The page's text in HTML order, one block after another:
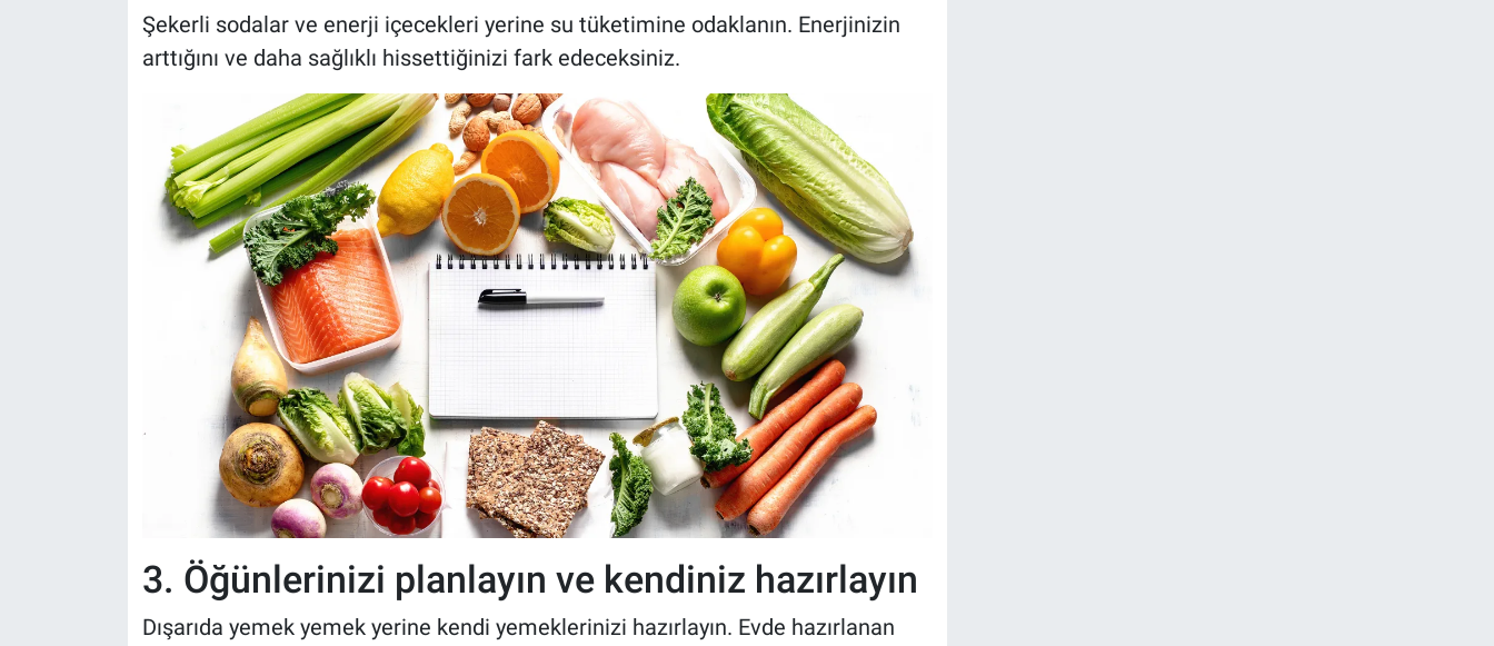
Şekerli sodalar ve enerji içecekleri yerine su tüketimine odaklanın. Enerjinizin
arttığını ve daha sağlıklı hissettiğinizi fark edeceksiniz.
3. Öğünlerinizi planlayın ve kendiniz hazırlayın
Dışarıda yemek yemek yerine kendi yemeklerinizi hazırlayın. Evde hazırlanan